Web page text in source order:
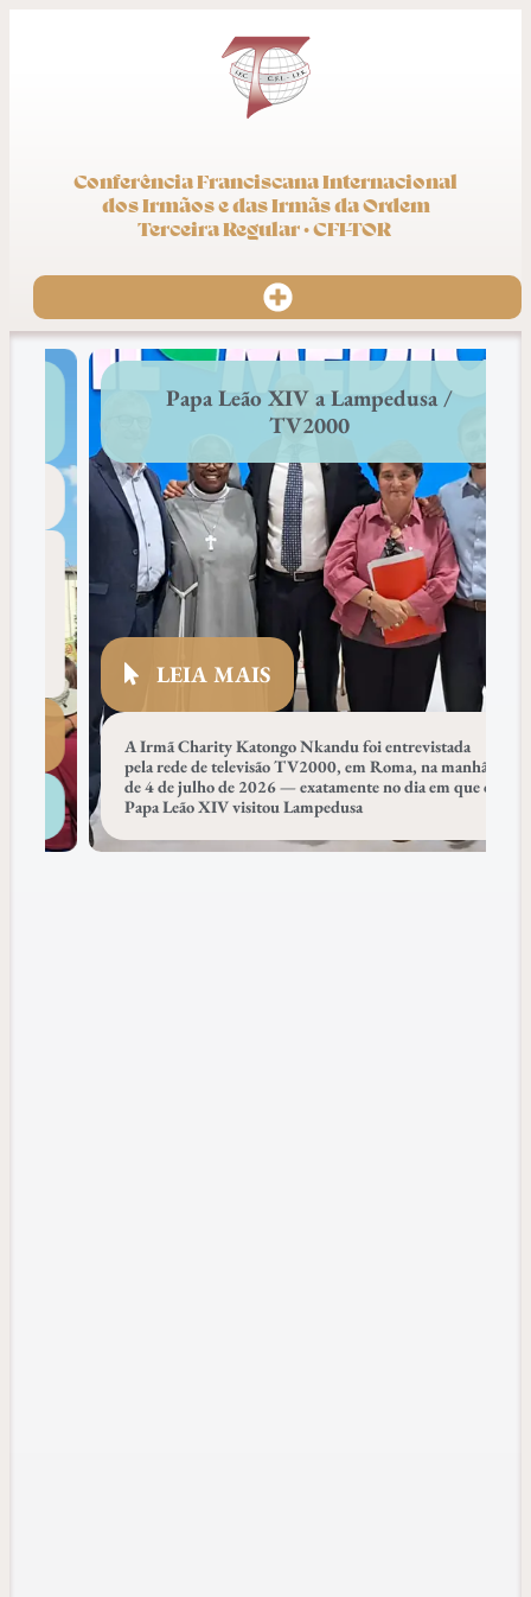
Conferência Franciscana Internacional
dos Irmãos e das Irmãs da Ordem
Terceira Regular · CFI-TOR
Papa Leão XIV a Lampedusa /
TV2000
LEIA MAIS
A Irmã Charity Katongo Nkandu foi entrevistada
pela rede de televisão TV2000, em Roma, na manhã
de 4 de julho de 2026 — exatamente no dia em que o
Papa Leão XIV visitou Lampedusa